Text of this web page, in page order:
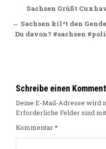
Sachsen Grüßt
← Sachsen kil*t den
Du davon? #sachsen
Schreibe einen
Deine E-Mail-Adresse wird
Erforderliche Felder sind mit
Kommentar*